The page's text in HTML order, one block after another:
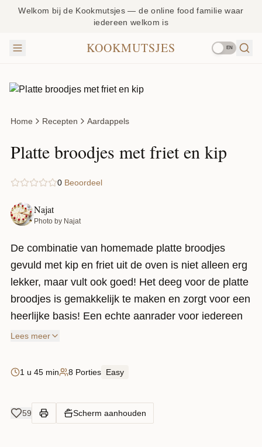
Welkom bij de Kookmutsjes — de online food familie waar
iedereen welkom is
KOOKMUTSJES EN
Home Recepten Aardappels
Platte broodjes met friet en kip
0 Beoordeel
Najat
Photo by Najat
De combinatie van homemade platte broodjes
gevuld met kip en friet uit de oven is niet alleen erg
lekker, maar vult ook goed! Het deeg voor de platte
broodjes is gemakkelijk te maken en zorgt voor een
heerlijke basis! Een echte aanrader voor iedereen
die van lekker eten houdt!
Lees meer
1 u 45 min 8 Porties Easy
59 Scherm aanhouden